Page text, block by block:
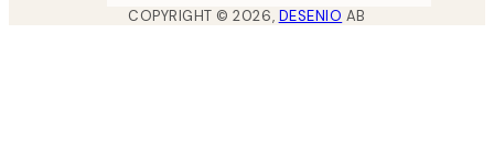
COPYRIGHT ©2026, DESENIO AB